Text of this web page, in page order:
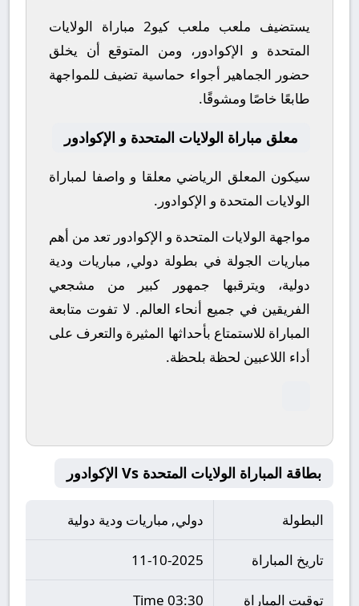
يستضيف ملعب ملعب كيو2 مباراة الولايات
المتحدة و الإكوادور، ومن المتوقع أن يخلق
حضور الجماهير أجواء حماسية تضيف للمواجهة
طابعًا خاصًا ومشوقًا.
معلق مباراة الولايات المتحدة و الإكوادور
سيكون المعلق الرياضي معلقا و واصفا لمباراة
الولايات المتحدة و الإكوادور.
مواجهة الولايات المتحدة و الإكوادور تعد من أهم
مباريات الجولة في بطولة دولي, مباريات ودية
دولية، ويترقبها جمهور كبير من مشجعي
الفريقين في جميع أنحاء العالم. لا تفوت متابعة
المباراة للاستمتاع بأحداثها المثيرة والتعرف على
أداء اللاعبين لحظة بلحظة.
بطاقة المباراة الولايات المتحدة Vs الإكوادور
البطولة دولي, مباريات ودية دولية
تاريخ المباراة 11-10-2025
توقيت المباراة 03:30 Time